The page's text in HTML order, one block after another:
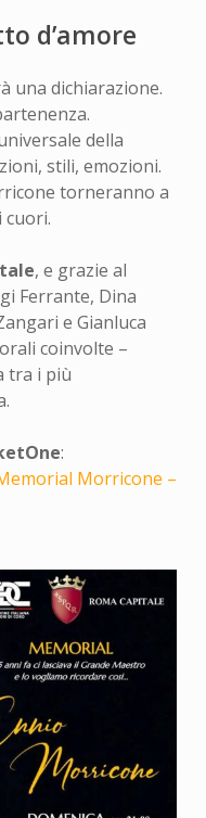
d’amore
una dichiarazione.
della
stili, emozioni.
torneranno a
cuori.
, e grazie al
Ferrante, Dina
e Gianluca
coinvolte –
tra i più
:
Morricone –